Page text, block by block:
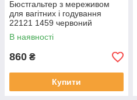
Бюстгальтер з мереживом
для вагітних і годування
22121 1459 червоний
В наявності
860 ₴
Купити